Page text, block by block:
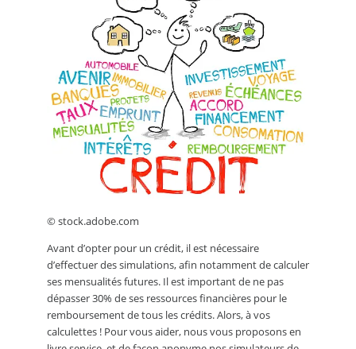
© stock.adobe.com
Avant d’opter pour un crédit, il est nécessaire
d’effectuer des simulations, afin notamment de calculer
ses mensualités futures. Il est important de ne pas
dépasser 30% de ses ressources financières pour le
remboursement de tous les crédits. Alors, à vos
calculettes ! Pour vous aider, nous vous proposons en